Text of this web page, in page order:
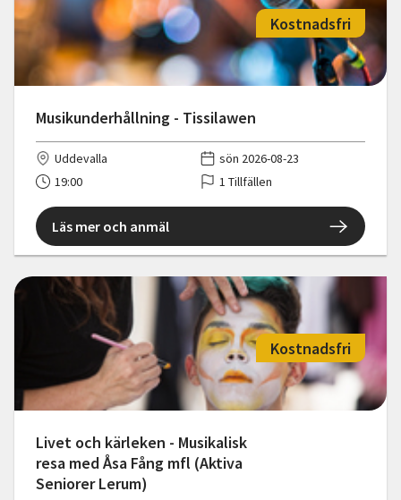
Musikunderhållning - Tissilawen
Kostnadsfri
Uddevalla
sön 2026-08-23
19:00
1 Tillfällen
Läs mer och anmäl
Livet och kärleken - Musikalisk
resa med Åsa Fång mfl (Aktiva
Seniorer Lerum)
Kostnadsfri